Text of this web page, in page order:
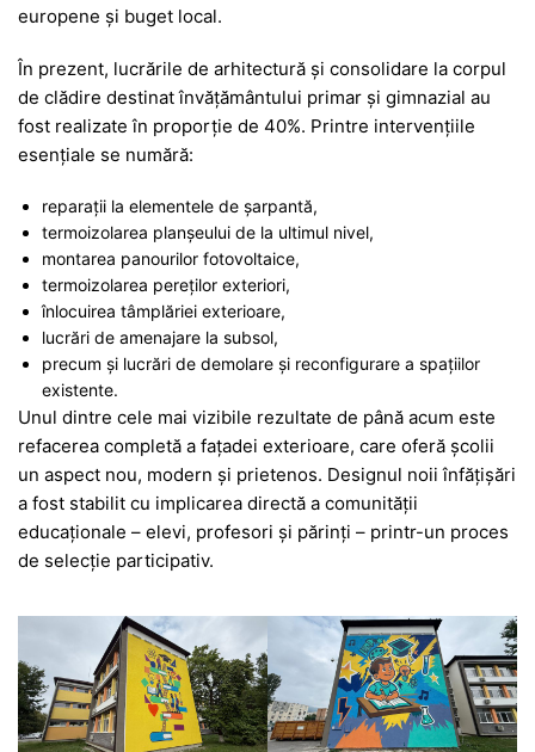
europene și buget local.
În prezent, lucrările de arhitectură și consolidare la corpul
de clădire destinat învățământului primar și gimnazial au
fost realizate în proporție de 40%. Printre intervențiile
esențiale se numără:
reparații la elementele de șarpantă,
termoizolarea planșeului de la ultimul nivel,
montarea panourilor fotovoltaice,
termoizolarea pereților exteriori,
înlocuirea tâmplăriei exterioare,
lucrări de amenajare la subsol,
precum și lucrări de demolare și reconfigurare a spațiilor
existente.
Unul dintre cele mai vizibile rezultate de până acum este
refacerea completă a fațadei exterioare, care oferă școlii
un aspect nou, modern și prietenos. Designul noii înfățișări
a fost stabilit cu implicarea directă a comunității
educaționale – elevi, profesori și părinți – printr-un proces
de selecție participativ.